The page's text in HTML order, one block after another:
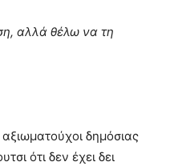
αλλά θέλω να τη
δημόσιας
ότι δεν έχει δει